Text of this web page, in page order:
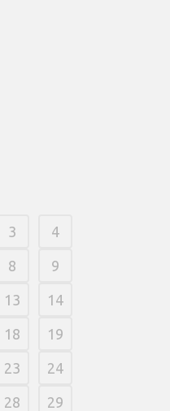
3 4
8 9
13 14
18 19
23 24
28 29